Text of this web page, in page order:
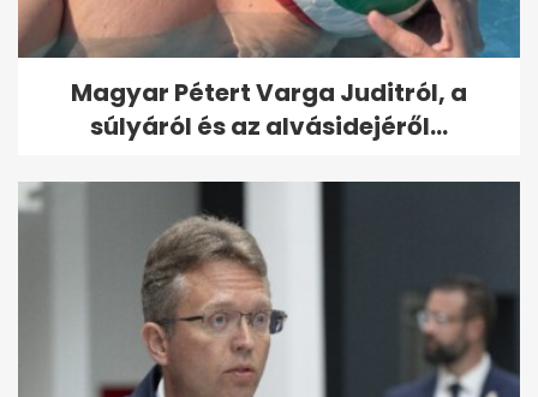
Magyar Pétert Varga Juditról, a
súlyáról és az alvásidejéről...